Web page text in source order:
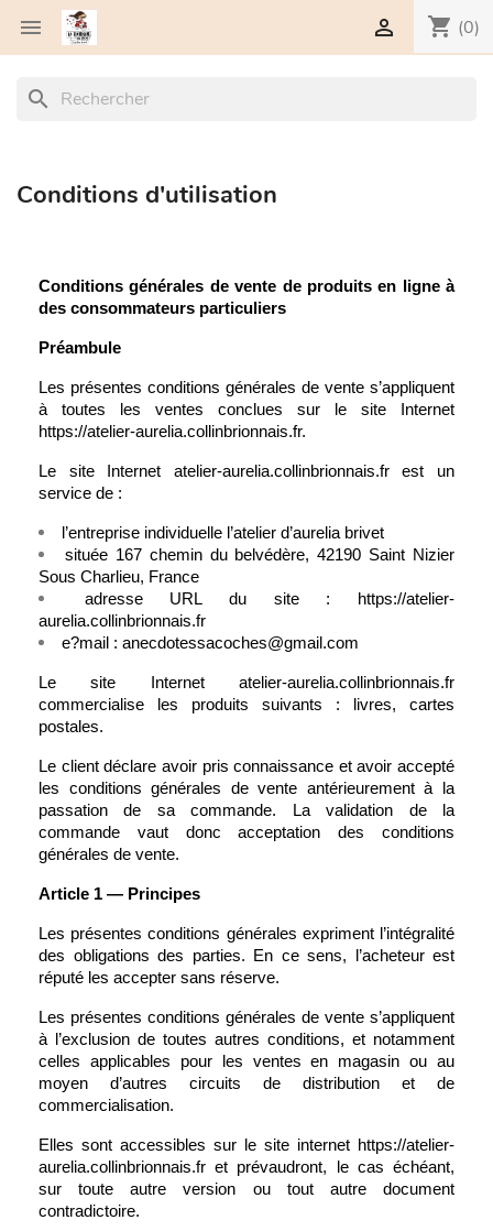
 shopping_cart (0)

search
Conditions d'utilisation
Conditions générales de vente de produits en ligne à
des consommateurs particuliers
Préambule
Les présentes conditions générales de vente s’appliquent
à toutes les ventes conclues sur le site Internet
https://atelier-aurelia.collinbrionnais.fr.
Le site Internet atelier-aurelia.collinbrionnais.fr est un
service de :
l’entreprise individuelle l’atelier d’aurelia brivet
située 167 chemin du belvédère, 42190 Saint Nizier
Sous Charlieu, France
adresse URL du site : https://atelier-
aurelia.collinbrionnais.fr
e?mail : anecdotessacoches@gmail.com
Le site Internet atelier-aurelia.collinbrionnais.fr
commercialise les produits suivants : livres, cartes
postales.
Le client déclare avoir pris connaissance et avoir accepté
les conditions générales de vente antérieurement à la
passation de sa commande. La validation de la
commande vaut donc acceptation des conditions
générales de vente.
Article 1 — Principes
Les présentes conditions générales expriment l’intégralité
des obligations des parties. En ce sens, l’acheteur est
réputé les accepter sans réserve.
Les présentes conditions générales de vente s’appliquent
à l’exclusion de toutes autres conditions, et notamment
celles applicables pour les ventes en magasin ou au
moyen d’autres circuits de distribution et de
commercialisation.
Elles sont accessibles sur le site internet https://atelier-
aurelia.collinbrionnais.fr et prévaudront, le cas échéant,
sur toute autre version ou tout autre document
contradictoire.